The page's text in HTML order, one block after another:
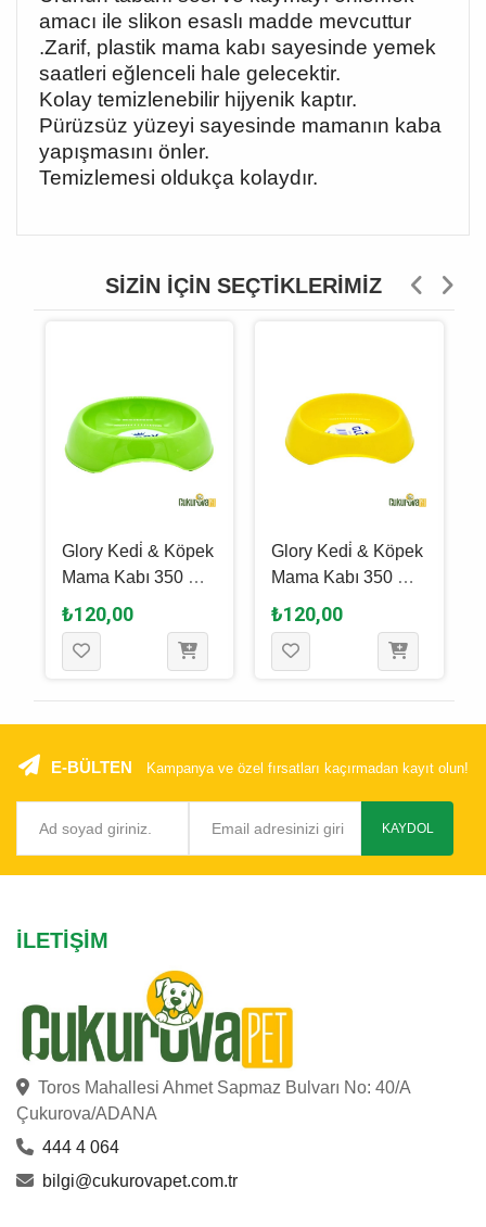
amacı ile slikon esaslı madde mevcuttur
.Z​arif, plastik mama kabı sayesinde yemek
saatleri eğlenceli hale gelecektir.
Kolay temizlenebilir hijyenik kaptır.
Pürüzsüz yüzeyi sayesinde mamanın kaba
yapışmasını önler.
Temizlemesi oldukça kolaydır.
SIZIN İÇIN SEÇTIKLERIMIZ
Glory Kedi̇ & Köpek
Mama Kabı 350 Ml -
Yeşi̇l
₺120,00
Glory Kedi̇ & Köpek
Mama Kabı 350 Ml -
Sari
₺120,00
E-BÜLTEN Kampanya ve özel fırsatları kaçırmadan kayıt olun!
KAYDOL
İLETIŞIM
Toros Mahallesi Ahmet Sapmaz Bulvarı No: 40/A
Çukurova/ADANA
444 4 064
bilgi@cukurovapet.com.tr